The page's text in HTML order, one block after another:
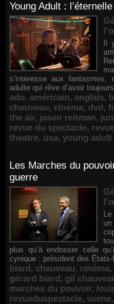
Young Adult :
Il
s’intéresse aux fantasmes,
adulte qui rêve d’avoir
ado, américain, anglais,
chauveau, cinéma, dvd,
the air, jason reitman,
revue du spectacle,
theatre, usa, young adult
Les Marches du
guerre
plus qu’à endosser celle
cynique : président des
biard, chauveau, cinéma,
gérard biard, gil
marches du pouvoir,
revueduspectacle, scene,